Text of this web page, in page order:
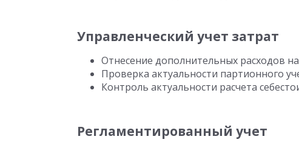
Управленческий учет затрат
Отнесение дополнительных расходов
Проверка актуальности партионного
Контроль актуальности расчета
Регламентированный учет